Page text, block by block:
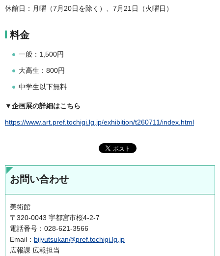
休館日：月曜（7月20日を除く）、7月21日（火曜日）
料金
一般：1,500円
大高生：800円
中学生以下無料
▼企画展の詳細はこちら
https://www.art.pref.tochigi.lg.jp/exhibition/t260711/index.html
お問い合わせ
美術館
〒320-0043 宇都宮市桜4-2-7
電話番号：028-621-3566
Email： bijyutsukan@pref.tochigi.lg.jp
広報課 広報担当